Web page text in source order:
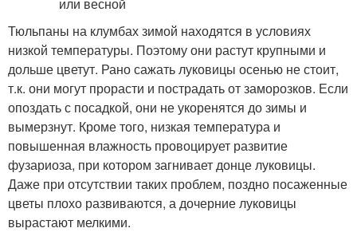
Тюльпаны на клумбах зимой находятся в условиях
низкой температуры. Поэтому они растут крупными и
дольше цветут. Рано сажать луковицы осенью не стоит,
т.к. они могут прорасти и пострадать от заморозков. Если
опоздать с посадкой, они не укоренятся до зимы и
вымерзнут. Кроме того, низкая температура и
повышенная влажность провоцирует развитие
фузариоза, при котором загнивает донце луковицы.
Даже при отсутствии таких проблем, поздно посаженные
цветы плохо развиваются, а дочерние луковицы
вырастают мелкими.